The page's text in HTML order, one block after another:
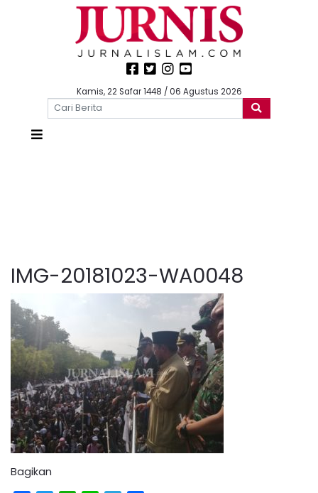
Kamis, 22 Safar 1448 / 06 Agustus 2026
IMG-20181023-WA0048
Bagikan